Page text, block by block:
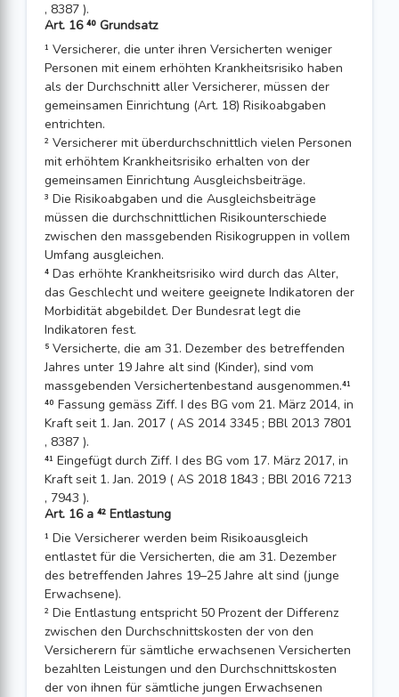
, 8387 ).
Art. 16 ⁴⁰ Grundsatz
¹ Versicherer, die unter ihren Versicherten weniger
Personen mit einem erhöhten Krankheitsrisiko haben
als der Durchschnitt aller Versicherer, müssen der
gemeinsamen Einrichtung (Art. 18) Risikoabgaben
entrichten.
² Versicherer mit überdurchschnittlich vielen Personen
mit erhöhtem Krankheitsrisiko erhalten von der
gemeinsamen Einrichtung Ausgleichsbeiträge.
³ Die Risikoabgaben und die Ausgleichsbeiträge
müssen die durchschnittlichen Risikounterschiede
zwischen den massgebenden Risikogruppen in vollem
Umfang ausgleichen.
⁴ Das erhöhte Krankheitsrisiko wird durch das Alter,
das Geschlecht und weitere geeignete Indikatoren der
Morbidität abgebildet. Der Bundesrat legt die
Indikatoren fest.
⁵ Versicherte, die am 31. Dezember des betreffenden
Jahres unter 19 Jahre alt sind (Kinder), sind vom
massgebenden Versichertenbestand ausgenommen.⁴¹
⁴⁰ Fassung gemäss Ziff. I des BG vom 21. März 2014, in
Kraft seit 1. Jan. 2017 ( AS 2014 3345 ; BBl 2013 7801
, 8387 ).
⁴¹ Eingefügt durch Ziff. I des BG vom 17. März 2017, in
Kraft seit 1. Jan. 2019 ( AS 2018 1843 ; BBl 2016 7213
, 7943 ).
Art. 16 a ⁴² Entlastung
¹ Die Versicherer werden beim Risikoausgleich
entlastet für die Versicherten, die am 31. Dezember
des betreffenden Jahres 19–25 Jahre alt sind (junge
Erwachsene).
² Die Entlastung entspricht 50 Prozent der Differenz
zwischen den Durchschnittskosten der von den
Versicherern für sämtliche erwachsenen Versicherten
bezahlten Leistungen und den Durchschnittskosten
der von ihnen für sämtliche jungen Erwachsenen